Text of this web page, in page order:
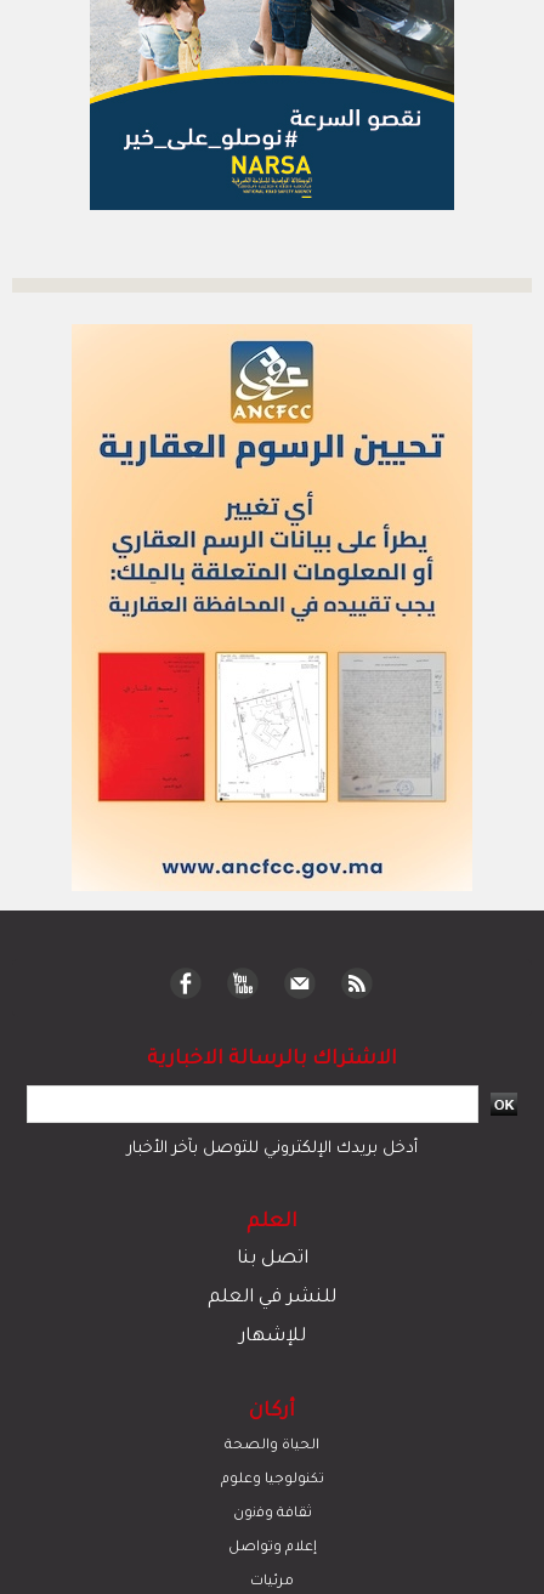
الاشتراك بالرسالة الاخبارية
أدخل بريدك الإلكتروني للتوصل بآخر الأخبار
العلم
اتصل بنا
للنشر في العلم
للإشهار
أركان
الحياة والصحة
تكنولوجيا وعلوم
ﺛﻘﺎﻓﺔ وﻓﻧون
إعلام وتواصل
مرئيات